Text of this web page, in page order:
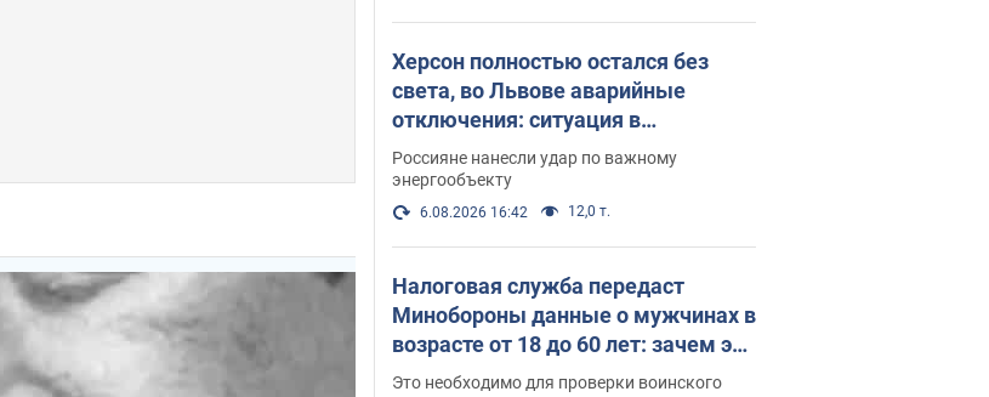
Херсон полностью остался без
света, во Львове аварийные
отключения: ситуация в
энергосистеме 6 августа
Россияне нанесли удар по важному
энергообъекту
6.08.2026 16:42 12,0 т.
Налоговая служба передаст
Минобороны данные о мужчинах в
возрасте от 18 до 60 лет: зачем это
нужно
Это необходимо для проверки воинского